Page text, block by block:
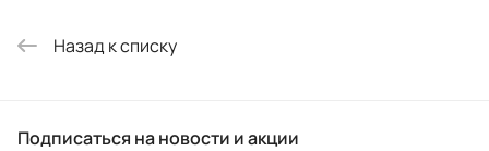
Назад к списку
Подписаться на новости и акции